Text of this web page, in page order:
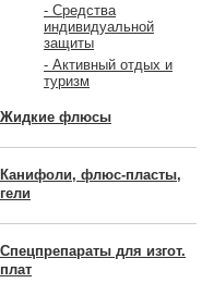
- Средства
индивидуальной
защиты
- Активный отдых и
туризм
Жидкие флюсы
Канифоли, флюс-пласты,
гели
Спецпрепараты для изгот.
плат